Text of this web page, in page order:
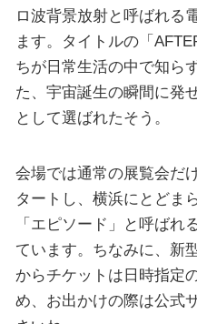
ロ波背景放射と呼ばれる
ます。タイトルの「
ちが日常生活の中で知ら
た、宇宙誕生の瞬間に発
として選ばれたそう。
会場では通常の展覧会だ
タートし、横浜にとどま
「エピソード」と呼ばれ
ています。ちなみに、新
からチケットは日時指定
め、お出かけの際は公式